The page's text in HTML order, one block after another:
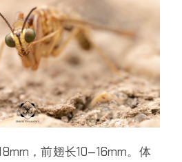
，前翅长10—16mm。体